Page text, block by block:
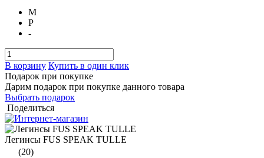
M
P
-
В корзину Купить в один клик
Подарок при покупке
Дарим подарок при покупке данного товара
Выбрать подарок
Поделиться
Легинсы FUS SPEAK TULLE
(20)